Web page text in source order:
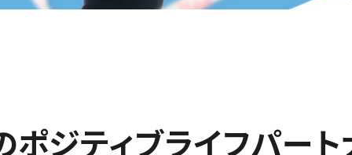
ポジティブライフパー